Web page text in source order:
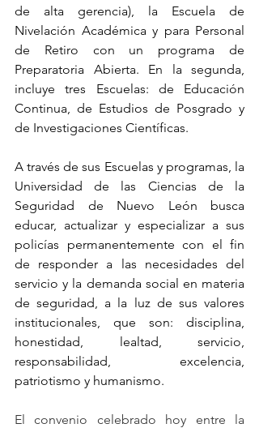
de alta gerencia), la Escuela de
Nivelación Académica y para Personal
de Retiro con un programa de
Preparatoria Abierta. En la segunda,
incluye tres Escuelas: de Educación
Continua, de Estudios de Posgrado y
de Investigaciones Científicas.
A través de sus Escuelas y programas, la
Universidad de las Ciencias de la
Seguridad de Nuevo León busca
educar, actualizar y especializar a sus
policías permanentemente con el fin
de responder a las necesidades del
servicio y la demanda social en materia
de seguridad, a la luz de sus valores
institucionales, que son: disciplina,
honestidad, lealtad, servicio,
responsabilidad, excelencia,
patriotismo y humanismo.
El convenio celebrado hoy entre la